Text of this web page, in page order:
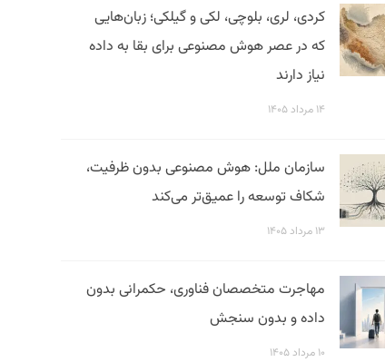
کردی، لری، بلوچی، لکی و گیلکی؛ زبان‌هایی
که در عصر هوش مصنوعی برای بقا به داده
نیاز دارند
۱۴ مرداد ۱۴۰۵
سازمان ملل: هوش مصنوعی بدون ظرفیت،
شکاف توسعه را عمیق‌تر می‌کند
۱۳ مرداد ۱۴۰۵
مهاجرت متخصصان فناوری، حکمرانی بدون
داده و بدون سنجش
۱۰ مرداد ۱۴۰۵